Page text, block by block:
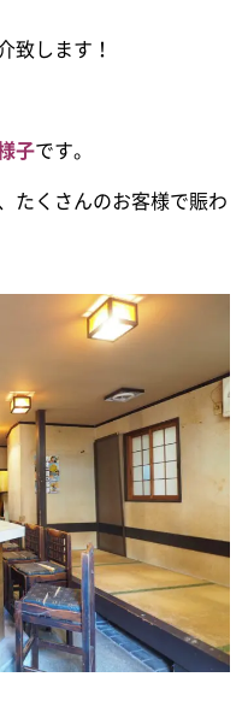
問合せ
致します！
子です。
たくさんのお客様で賑わ